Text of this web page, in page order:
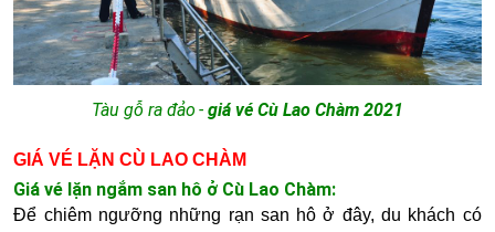
Tàu gỗ ra đảo- giá vé Cù Lao Chàm 2021
GIÁ VÉ LẶN CÙ LAO CHÀM
Giá vé lặn ngắm san hô ở Cù Lao Chàm:
Để chiêm ngưỡng những rạn san hô ở đây, du khách có